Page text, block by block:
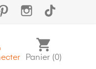
shopping_cart
Panier (0)